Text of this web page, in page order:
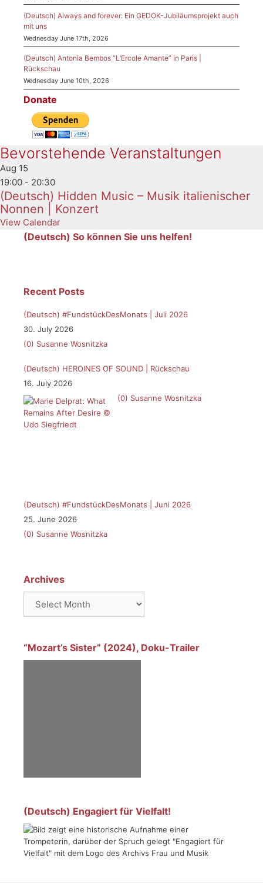
(Deutsch) Always and forever: Ein GEDOK-Jubiläumsprojekt auch
mit uns
Wednesday June 17th, 2026
(Deutsch) Antonia Bembos “L’Ercole Amante” in Paris |
Rückschau
Wednesday June 10th, 2026
Donate
Bevorstehende Veranstaltungen
Aug 15
19:00 - 20:30
(Deutsch) Hidden Music – Musik italienischer
Nonnen | Konzert
View Calendar
(Deutsch) So können Sie uns helfen!
Recent Posts
(Deutsch) #FundstückDesMonats | Juli 2026
30. July 2026
(0) Susanne Wosnitzka
(Deutsch) HEROINES OF SOUND | Rückschau
16. July 2026
(0) Susanne Wosnitzka
(Deutsch) #FundstückDesMonats | Juni 2026
25. June 2026
(0) Susanne Wosnitzka
Archives
“Mozart’s Sister” (2024), Doku-Trailer
(Deutsch) Engagiert für Vielfalt!